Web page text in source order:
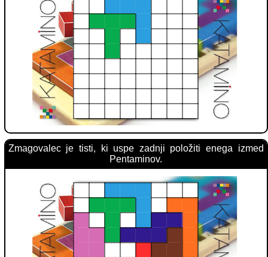
Zmagovalec je tisti, ki uspe zadnji položiti enega izmed
Pentaminov.